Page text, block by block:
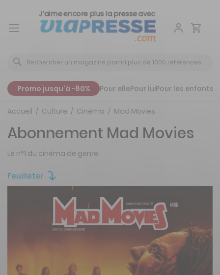
Aller
Promo jusqu'à -80% Pour ellePour luiPour les enfants
Accueil Culture Cinéma Mad Movies
Feuilleter
Abonnement Mad Movies
Le n°1 du cinéma de genre